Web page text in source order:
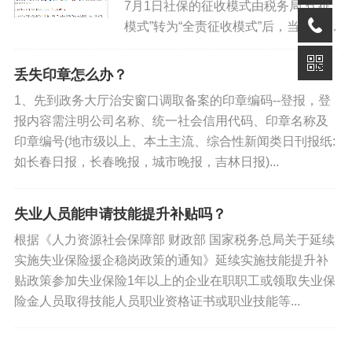
7月1日社保的征收模式由税务局“代征
模式”转为“全责征收模式”后，当月无参
保截止日期，入职参保，离职停保，最
大的改变是当月离职员工由第一家单位
入本单位。如员工在第一家...
丢失印章怎么办？
1、先到政务大厅治安窗口调取备案的印章编码--登报，登
报内容需注明公司名称、统一社会信用代码、印章名称及
印章编号(地市级以上、本土主流、综合性新闻类日刊报纸:
如长春日报，长春晚报，城市晚报，吉林日报)...
失业人员能申请技能提升补贴吗？
根据《人力资源社会保障部 财政部 国家税务总局关于延续
实施失业保险援企稳岗政策的通知》延续实施技能提升补
贴政策参加失业保险1年以上的企业在职职工或领取失业保
险金人员取得技能人员职业资格证书或职业技能等...